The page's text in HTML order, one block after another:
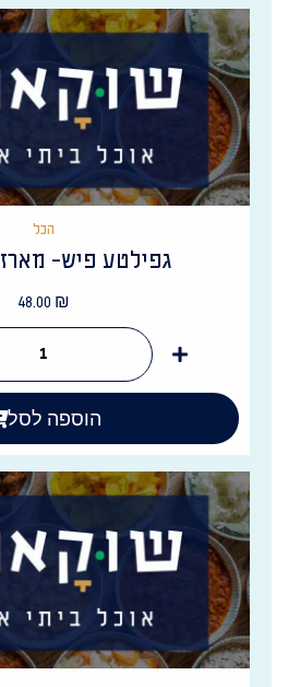
הכל
גפילטע פיש- מארז 6 יחידות
48.00 ₪
הוספה לסל